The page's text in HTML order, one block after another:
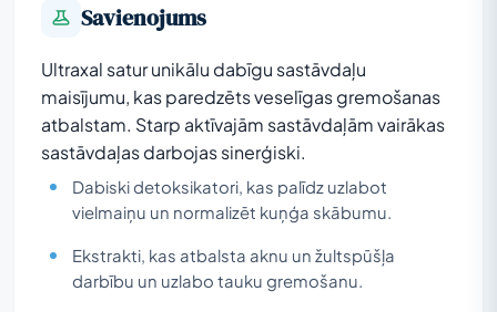
Savienojums
Ultraxal satur unikālu dabīgu sastāvdaļu
maisījumu, kas paredzēts veselīgas gremošanas
atbalstam. Starp aktīvajām sastāvdaļām vairākas
sastāvdaļas darbojas sinerģiski.
Dabiski detoksikatori, kas palīdz uzlabot
vielmaiņu un normalizēt kuņģa skābumu.
Ekstrakti, kas atbalsta aknu un žultspūšļa
darbību un uzlabo tauku gremošanu.